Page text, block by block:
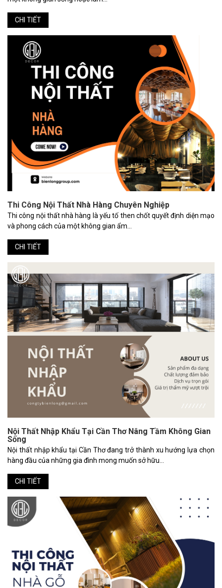
CHI TIẾT
Thi Công Nội Thất Nhà Hàng Chuyên Nghiệp
Thi công nội thất nhà hàng là yếu tố then chốt quyết định diện mạo
và phong cách của một không gian ẩm...
CHI TIẾT
Nội Thất Nhập Khẩu Tại Cần Thơ Nâng Tầm Không Gian
Sống
Nội thất nhập khẩu tại Cần Thơ đang trở thành xu hướng lựa chọn
hàng đầu của những gia đình mong muốn sở hữu...
CHI TIẾT